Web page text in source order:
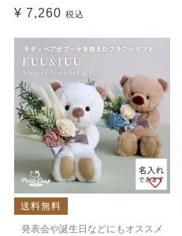
¥ 7,260 税込
送料無料
発表会や誕生日などにもオススメ